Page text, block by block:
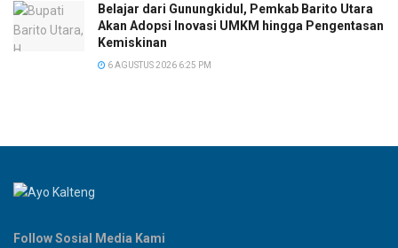
Belajar dari Gunungkidul, Pemkab Barito Utara
Akan Adopsi Inovasi UMKM hingga Pengentasan
Kemiskinan
6 AGUSTUS 2026 6:25 PM
Follow Sosial Media Kami